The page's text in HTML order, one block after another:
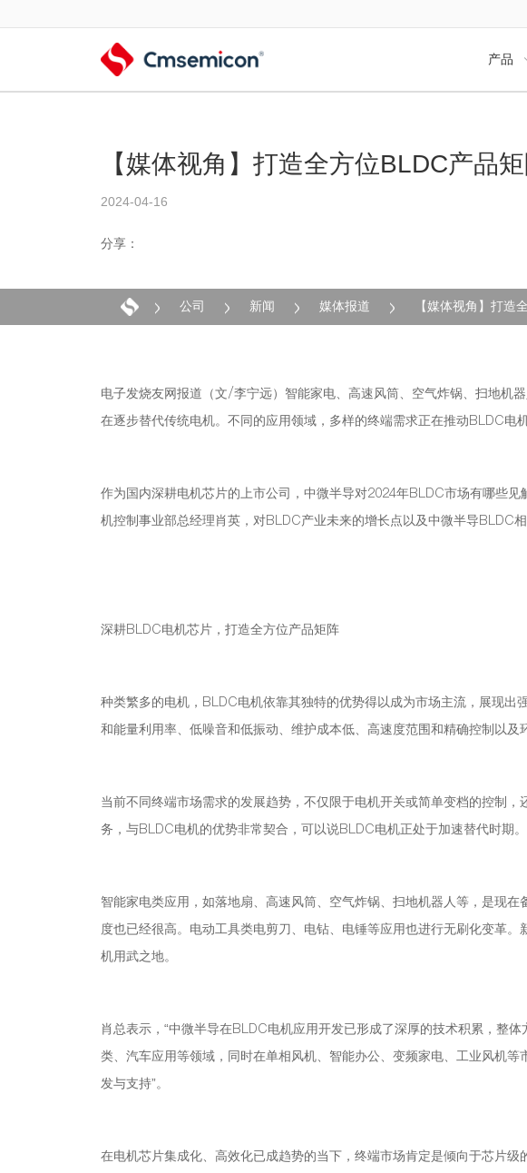
产品
【媒体视角】打造全方位BLDC产品
2024-04-16
分享：
公司 新闻 媒体报道 【媒体视角】打造
电子发烧友网报道（文/李宁远）智能家电、高速风筒、空气炸锅、扫地机
在逐步替代传统电机。不同的应用领域，多样的终端需求正在推动BLDC电
作为国内深耕电机芯片的上市公司，中微半导对2024年BLDC市场有哪些
机控制事业部总经理肖英，对BLDC产业未来的增长点以及中微半导BLDC相
深耕BLDC电机芯片，打造全方位产品矩阵
种类繁多的电机，BLDC电机依靠其独特的优势得以成为市场主流，展现
和能量利用率、低噪音和低振动、维护成本低、高速度范围和精确控制以及
当前不同终端市场需求的发展趋势，不仅限于电机开关或简单变档的控制
务，与BLDC电机的优势非常契合，可以说BLDC电机正处于加速替代时期。
智能家电类应用，如落地扇、高速风筒、空气炸锅、扫地机器人等，是现
度也已经很高。电动工具类电剪刀、电钻、电锤等应用也进行无刷化变革
机用武之地。
肖总表示，“中微半导在BLDC电机应用开发已形成了深厚的技术积累，整
类、汽车应用等领域，同时在单相风机、智能办公、变频家电、工业风机
发与支持”。
在电机芯片集成化、高效化已成趋势的当下，终端市场肯定是倾向于芯片